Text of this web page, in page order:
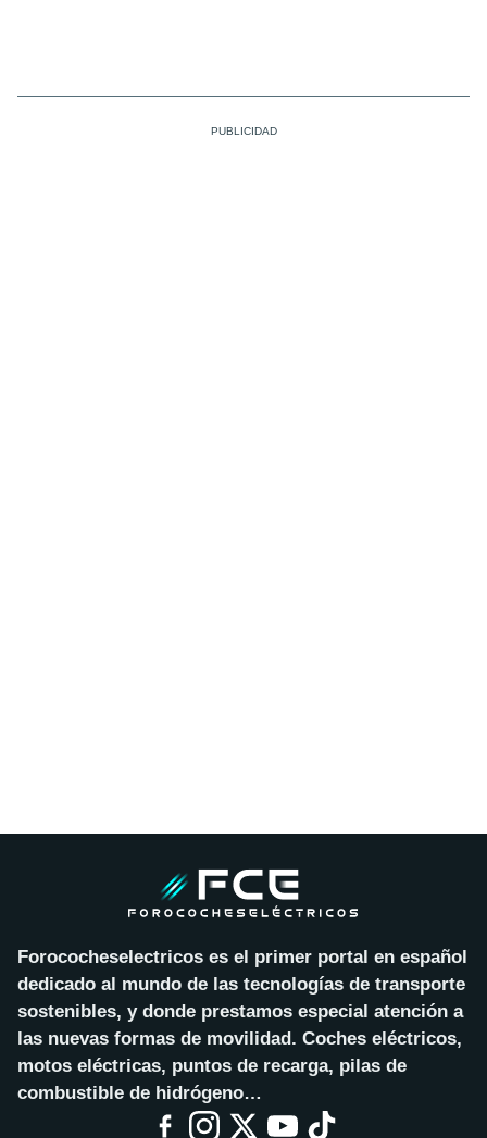
Forococheselectricos es el primer portal en español
dedicado al mundo de las tecnologías de transporte
sostenibles, y donde prestamos especial atención a
las nuevas formas de movilidad. Coches eléctricos,
motos eléctricas, puntos de recarga, pilas de
combustible de hidrógeno…